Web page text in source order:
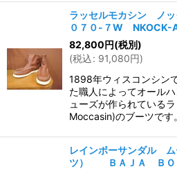
ラッセルモカシン ノ
０７０-７W NKOCK-
82,800円(税別)
(税込: 91,080円)
1898年ウィスコンシン
た職人によってオール
ューズが作られている
Moccasin)のブーツで
レインボーサンダル ム
ツ） ＢＡＪＡ ＢＯ